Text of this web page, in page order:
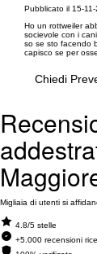
Pubblicato il 15-
Ho un rottweiler
socievole con i
so se sto facendo
capisco se per
Chiedi
Migliaia di utenti si
4.8/5 stelle
+5.000 recensioni